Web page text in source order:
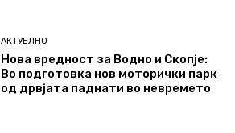
АКТУЕЛНО
Нова вредност за Водно и Скопје:
Во подготовка нов моторички парк
од дрвјата паднати во невремето